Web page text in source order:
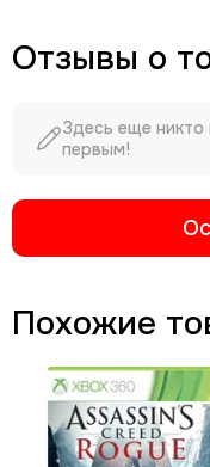
Отзывы о
Здесь еще никто
первым!
Похожие